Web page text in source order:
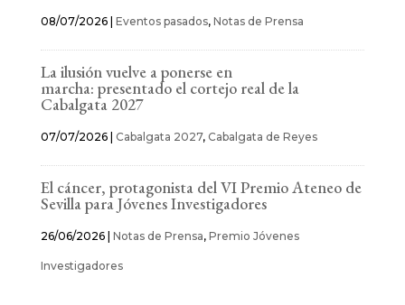
08/07/2026| Eventos pasados, Notas de Prensa
La ilusión vuelve a ponerse en
marcha: presentado el cortejo real de la
Cabalgata 2027
07/07/2026| Cabalgata 2027, Cabalgata de Reyes
El cáncer, protagonista del VI Premio Ateneo de
Sevilla para Jóvenes Investigadores
26/06/2026| Notas de Prensa, Premio Jóvenes
Investigadores